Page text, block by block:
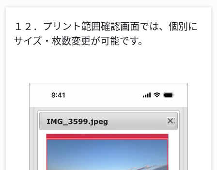
１２．プリント範囲確認画面では、個別に
サイズ・枚数変更が可能です。